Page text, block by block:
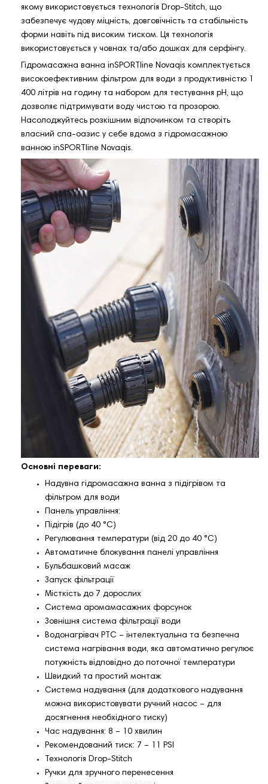
якому використовується технологія Drop-Stitch, що
забезпечує чудову міцність, довговічність та стабільність
форми навіть під високим тиском. Ця технологія
використовується у човнах та/або дошках для серфінгу.
Гідромасажна ванна inSPORTline Novaqis комплектується
високоефективним фільтром для води з продуктивністю 1
400 літрів на годину та набором для тестування pH, що
дозволяє підтримувати воду чистою та прозорою.
Насолоджуйтесь розкішним відпочинком та створіть
власний спа-оазис у себе вдома з гідромасажною
ванною inSPORTline Novaqis.
Основні переваги:
Надувна гідромасажна ванна з підігрівом та
фільтром для води
Панель управління:
Підігрів (до 40 °C)
Регулювання температури (від 20 до 40 °C)
Автоматичне блокування панелі управління
Бульбашковий масаж
Запуск фільтрації
Місткість до 7 дорослих
Система аромамасажних форсунок
Зовнішня система фільтрації води
Водонагрівач PTC – інтелектуальна та безпечна
система нагрівання води, яка автоматично регулює
потужність відповідно до поточної температури
Швидкий та простий монтаж
Система надування (для додаткового надування
можна використовувати ручний насос – для
досягнення необхідного тиску)
Час надування: 8 – 10 хвилин
Рекомендований тиск: 7 – 11 PSI
Технологія Drop-Stitch
Ручки для зручного перенесення